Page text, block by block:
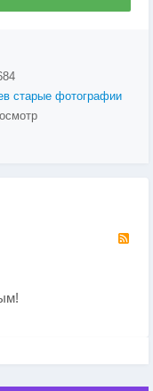
старые фотографии